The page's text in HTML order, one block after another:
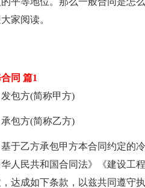
家阅读。
同 篇1
方(简称甲方)
方(简称乙方)
乙方承包甲方本合同约定的冷
华人民共和国合同法》《建设工
达成如下条款，以兹共同遵守执